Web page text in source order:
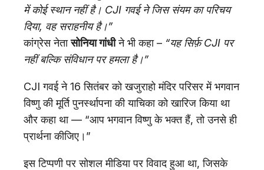
में कोई स्थान नहीं है। CJI गवई ने जिस संयम का परिचय
दिया, वह सराहनीय है।”
कांग्रेस नेतासोनिया गांधीने भी कहा – “यह सिर्फ़ CJI पर
नहीं बल्कि संविधान पर हमला है।”
CJI गवई ने 16 सितंबर को खजुराहो मंदिर परिसर में भगवान
विष्णु की मूर्ति पुनर्स्थापना की याचिका को खारिज किया था
और कहा था — “आप भगवान विष्णु के भक्त हैं, तो उनसे ही
प्रार्थना कीजिए।”
इस टिप्पणी पर सोशल मीडिया पर विवाद हुआ था, जिसके